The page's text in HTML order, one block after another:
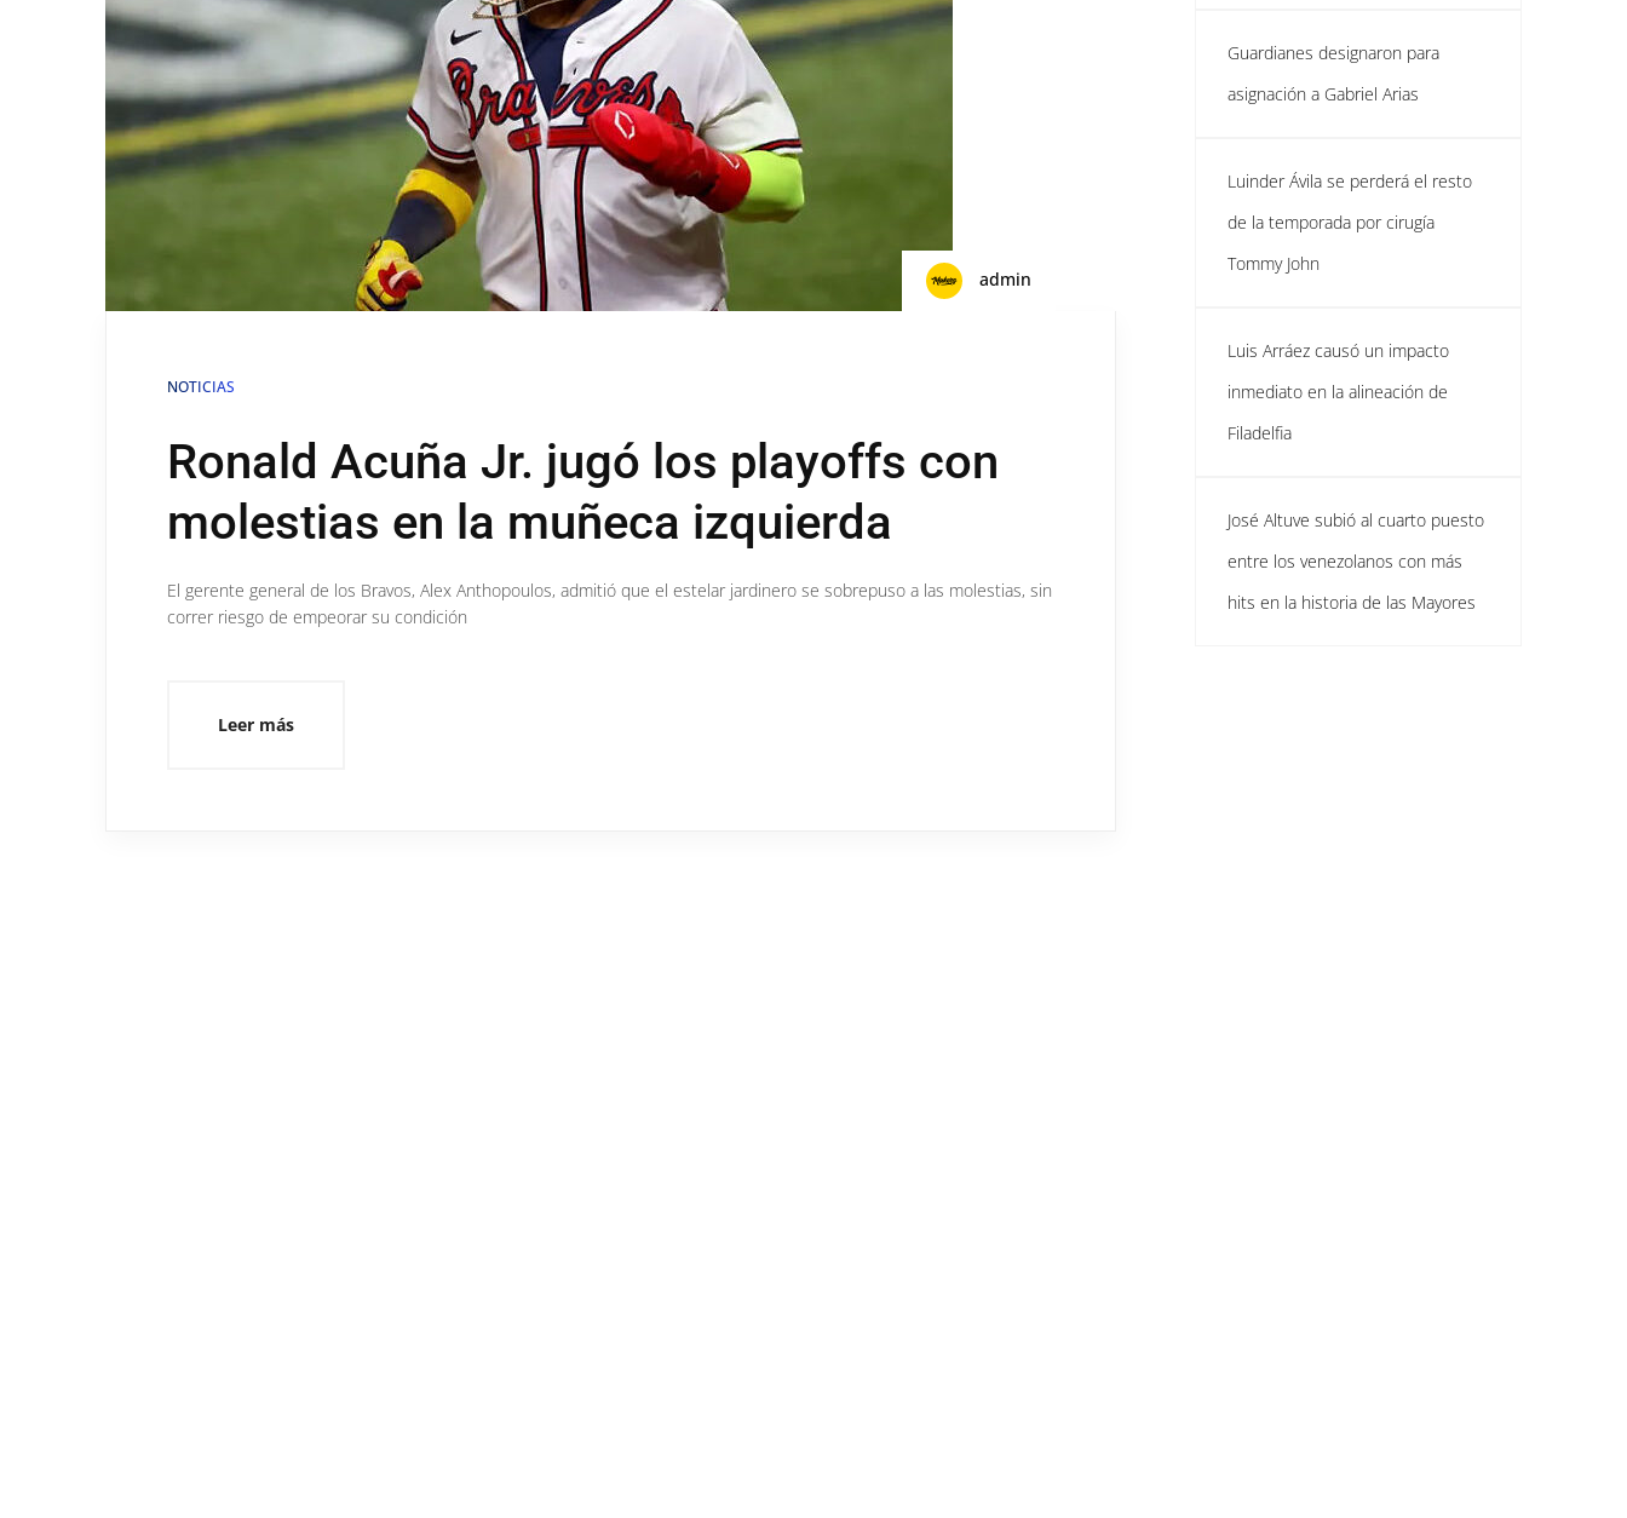
admin
NOTICIAS
Ronald Acuña Jr. jugó los playoffs con
molestias en la muñeca izquierda
El gerente general de los Bravos, Alex Anthopoulos, admitió que el estelar jardinero se sobrepuso a las molestias, sin
correr riesgo de empeorar su condición
Leer más
Guardianes designaron para
asignación a Gabriel Arias
Luinder Ávila se perderá el resto
de la temporada por cirugía
Tommy John
Luis Arráez causó un impacto
inmediato en la alineación de
Filadelfia
José Altuve subió al cuarto puesto
entre los venezolanos con más
hits en la historia de las Mayores